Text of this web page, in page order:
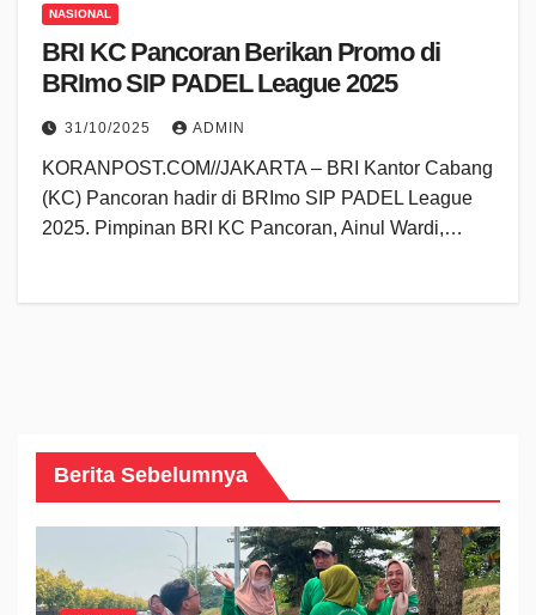
NASIONAL
BRI KC Pancoran Berikan Promo di
BRImo SIP PADEL League 2025
31/10/2025 ADMIN
KORANPOST.COM//JAKARTA – BRI Kantor Cabang
(KC) Pancoran hadir di BRImo SIP PADEL League
2025. Pimpinan BRI KC Pancoran, Ainul Wardi,…
Berita Sebelumnya